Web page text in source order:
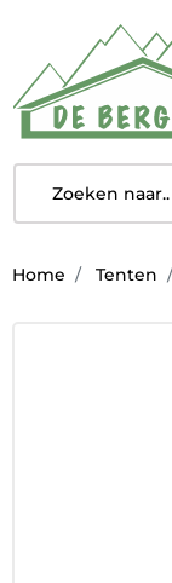
Home Tenten